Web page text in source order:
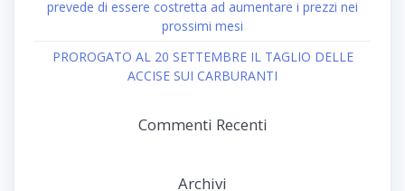
prevede di essere costretta ad aumentare i prezzi nei
prossimi mesi
PROROGATO AL 20 SETTEMBRE IL TAGLIO DELLE
ACCISE SUI CARBURANTI
Commenti Recenti
Archivi